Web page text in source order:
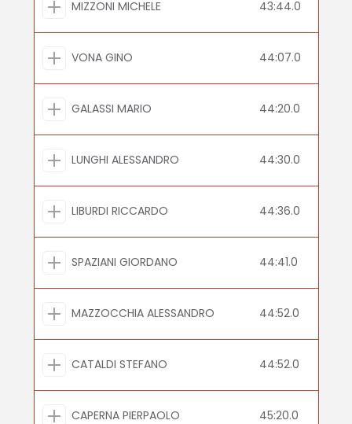
MIZZONI MICHELE 43:44.0
VONA GINO 44:07.0
GALASSI MARIO 44:20.0
LUNGHI ALESSANDRO 44:30.0
LIBURDI RICCARDO 44:36.0
SPAZIANI GIORDANO 44:41.0
MAZZOCCHIA ALESSANDRO 44:52.0
CATALDI STEFANO 44:52.0
CAPERNA PIERPAOLO 45:20.0